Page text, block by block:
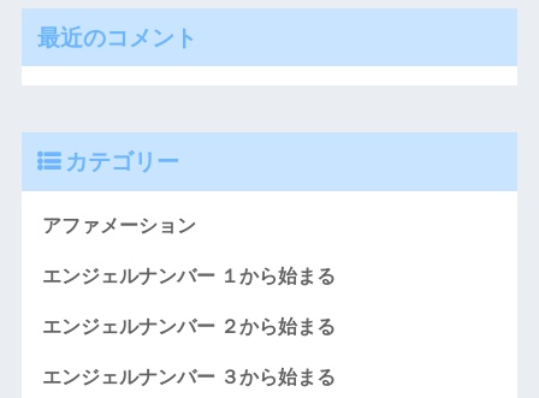
最近のコメント
カテゴリー
アファメーション
エンジェルナンバー １から始まる
エンジェルナンバー ２から始まる
エンジェルナンバー ３から始まる